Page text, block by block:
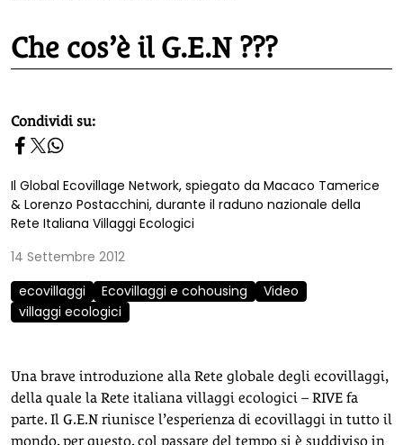
Che cos’è il G.E.N ???
homepage h2
Condividi su:
Il Global Ecovillage Network, spiegato da Macaco Tamerice
& Lorenzo Postacchini, durante il raduno nazionale della
Rete Italiana Villaggi Ecologici
14 Settembre 2012
ecovillaggi
Ecovillaggi e cohousing
Video
villaggi ecologici
Una brave introduzione alla Rete globale degli ecovillaggi,
della quale la Rete italiana villaggi ecologici – RIVE fa
parte. Il G.E.N riunisce l’esperienza di ecovillaggi in tutto il
mondo, per questo, col passare del tempo si è suddiviso in